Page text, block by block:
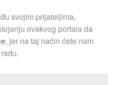
svojim prijateljima,
ovakvog portala da
, jer na taj način ćete nam